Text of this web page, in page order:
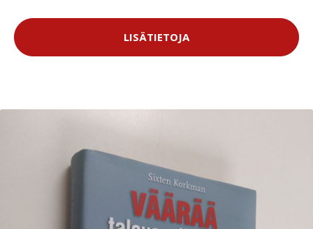
LISÄTIETOJA